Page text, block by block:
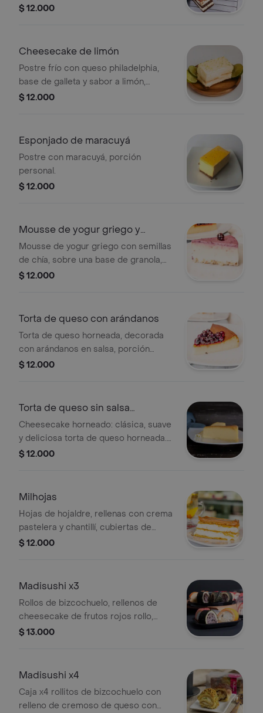
chocolate, capas de crema de queso
$ 12.000
Cheesecake de limón
Postre frío con queso philadelphia,
base de galleta y sabor a limón,
porció personal.
$ 12.000
Esponjado de maracuyá
Postre con maracuyá, porción
personal.
$ 12.000
Mousse de yogur griego y
arándanos light
Mousse de yogur griego con semillas
de chía, sobre una base de granola,
cubierta en salsa de arándanos y
$ 12.000
Torta de queso con arándanos
Torta de queso horneada, decorada
con arándanos en salsa, porción
personal.
$ 12.000
Torta de queso sin salsa
cheesecake
Cheesecake horneado: clásica, suave
y deliciosa torta de queso horneada.
no lleva salsa. porción. requiere
$ 12.000
Milhojas
Hojas de hojaldre, rellenas con crema
pastelera y chantillí, cubiertas de
arequipe, porción personal.
$ 12.000
Madisushi x3
Rollos de bizcochuelo, rellenos de
cheesecake de frutos rojos rollo,
frutos amarillos rollo y galleta oreo
$ 13.000
Madisushi x4
Caja x4 rollitos de bizcochuelo con
relleno de cremoso de queso con